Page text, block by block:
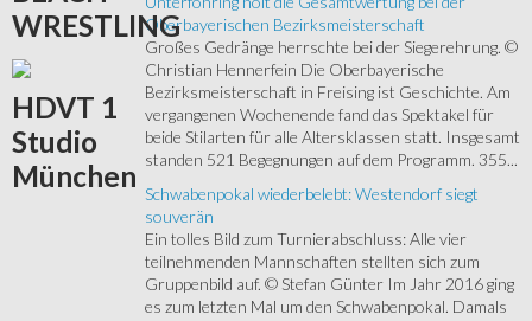
Oberbayerischen Bezirksmeisterschaft
Großes Gedränge herrschte bei der Siegerehrung. ©
Christian Hennerfein Die Oberbayerische
Bezirksmeisterschaft in Freising ist Geschichte. Am
vergangenen Wochenende fand das Spektakel für
beide Stilarten für alle Altersklassen statt. Insgesamt
standen 521 Begegnungen auf dem Programm. 355...
Schwabenpokal wiederbelebt: Westendorf siegt
souverän
Ein tolles Bild zum Turnierabschluss: Alle vier
teilnehmenden Mannschaften stellten sich zum
Gruppenbild auf. © Stefan Günter Im Jahr 2016 ging
es zum letzten Mal um den Schwabenpokal. Damals
WRESTLING
HDVT 1
Studio
München